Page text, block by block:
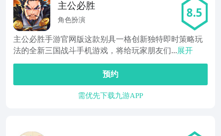
主公必胜
角色扮演 8.5
主公必胜手游官网版这款别具一格创新独特即时策略玩
法的全新三国战斗手机游戏，将给玩家朋友们...展开
预约
需优先下载九游APP